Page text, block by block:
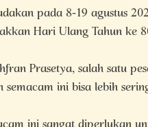
pada 8-19 agustus
Hari Ulang Tahun ke
Prasetya, salah satu
ini bisa lebih